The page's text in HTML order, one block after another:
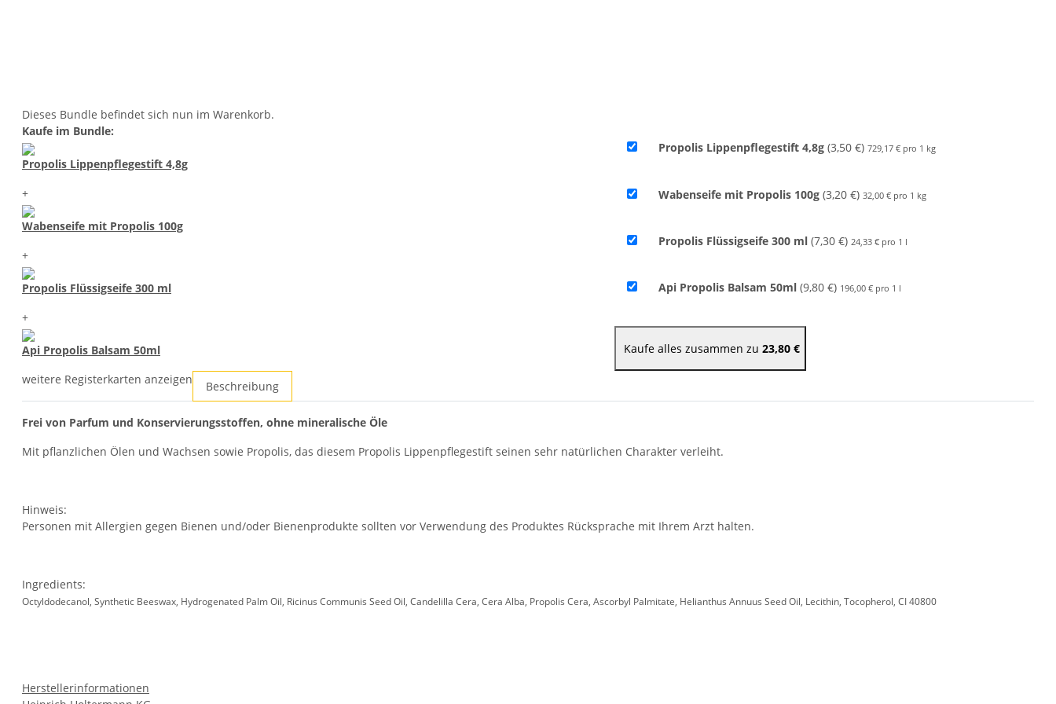
Dieses Bundle befindet sich nun im Warenkorb.
Kaufe im Bundle:
Propolis Lippenpflegestift 4,8g
+
Wabenseife mit Propolis 100g
+
Propolis Flüssigseife 300 ml
+
Api Propolis Balsam 50ml
Propolis Lippenpflegestift 4,8g (3,50 €)729,17 € pro 1 kg
Wabenseife mit Propolis 100g (3,20 €) 32,00 € pro 1 kg
Propolis Flüssigseife 300 ml (7,30 €)24,33 € pro 1 l
Api Propolis Balsam 50ml (9,80 €) 196,00 € pro 1 l
Kaufe alles zusammen zu 23,80 €
weitere Registerkarten anzeigen Beschreibung
Frei von Parfum und Konservierungsstoffen, ohne mineralische Öle
Mit pflanzlichen Ölen und Wachsen sowie Propolis, das diesem Propolis Lippenpflegestift seinen sehr natürlichen Charakter verleiht.
Hinweis:
Personen mit Allergien gegen Bienen und/oder Bienenprodukte sollten vor Verwendung des Produktes Rücksprache mit Ihrem Arzt halten.
Ingredients:
Octyldodecanol, Synthetic Beeswax, Hydrogenated Palm Oil, Ricinus Communis Seed Oil, Candelilla Cera, Cera Alba, Propolis Cera, Ascorbyl Palmitate, Helianthus Annuus Seed Oil, Lecithin, Tocopherol, CI 40800
Herstellerinformationen